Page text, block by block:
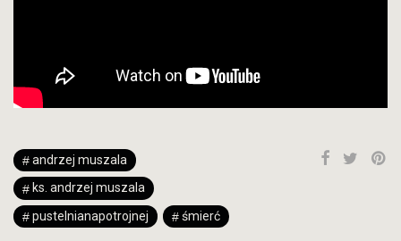
andrzej muszala
ks. andrzej muszala
pustelnianapotrojnej
śmierć